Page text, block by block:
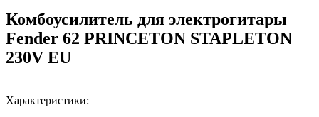
Комбоусилитель для электрогитары
Fender 62 PRINCETON STAPLETON
230V EU
Характеристики: